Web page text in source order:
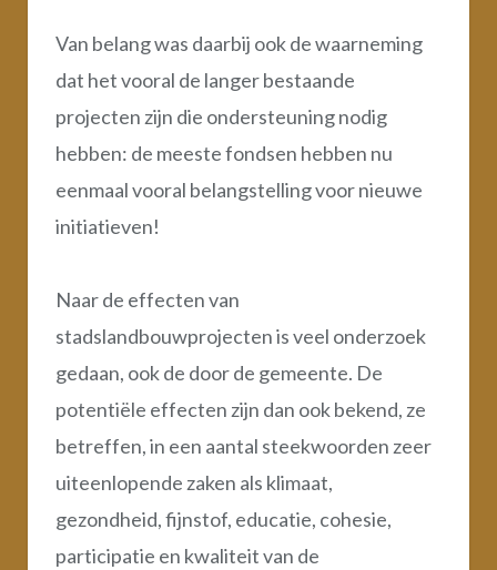
Van belang was daarbij ook de waarneming
dat het vooral de langer bestaande
projecten zijn die ondersteuning nodig
hebben: de meeste fondsen hebben nu
eenmaal vooral belangstelling voor nieuwe
initiatieven!
Naar de effecten van
stadslandbouwprojecten is veel onderzoek
gedaan, ook de door de gemeente. De
potentiële effecten zijn dan ook bekend, ze
betreffen, in een aantal steekwoorden zeer
uiteenlopende zaken als klimaat,
gezondheid, fijnstof, educatie, cohesie,
participatie en kwaliteit van de